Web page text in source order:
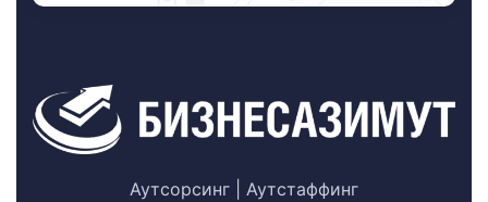
Аутсорсинг | Аутстаффинг